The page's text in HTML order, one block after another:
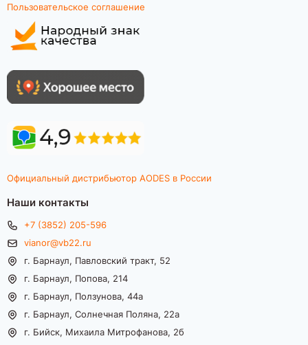
Пользовательское соглашение
Официальный дистрибьютор AODES в России
Наши контакты
+7 (3852) 205-596
vianor@vb22.ru
г. Барнаул, Павловский тракт, 52
г. Барнаул, Попова, 214
г. Барнаул, Ползунова, 44а
г. Барнаул, Солнечная Поляна, 22а
г. Бийск, Михаила Митрофанова, 2б